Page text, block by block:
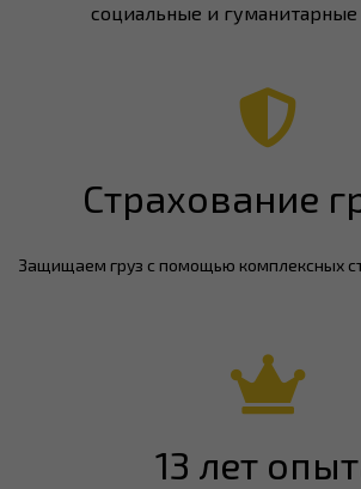
социальные и
Страхование
Защищаем груз с помощью комплексных
13 лет